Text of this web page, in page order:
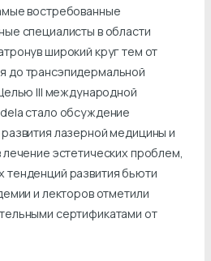
востребованные
специалисты в области
широкий круг тем от
до трансэпидермальной
III международной
стало обсуждение
лазерной медицины и
эстетических проблем,
тенденций развития бьюти
и лекторов отметили
сертификатами от